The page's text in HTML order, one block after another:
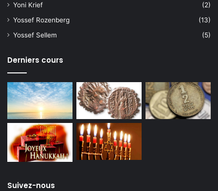
Yoni Krief
(2)
Yossef Rozenberg
(13)
Yossef Sellem
(5)
Derniers cours
Suivez-nous